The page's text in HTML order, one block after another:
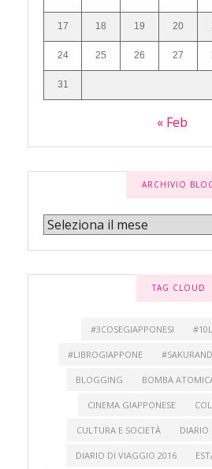
17 18 19 20
24 25 26 27
31
« Feb
ARCHIVIO
TAG CLOUD
#3COSEGIAPPONESI
#LIBROGIAPPONE
BLOGGING BOMBA
CINEMA GIAPPONESE
CULTURA E SOCIETÀ DIARIO
DIARIO DI VIAGGIO 2016